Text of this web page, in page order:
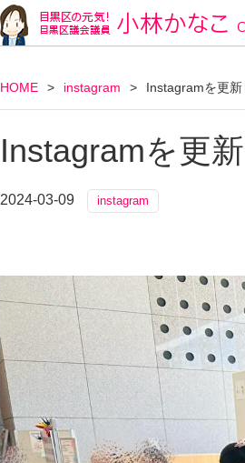
HOME > instagram > Instagramを更新
Instagramを更
2024-03-09 instagram